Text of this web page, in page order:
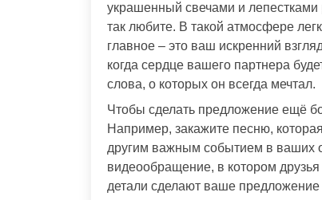
украшенный свечами и
так любите. В такой атмосфере
главное – это ваш искренний
когда сердце вашего партнера
слова, о которых он всегда мечтал.
Чтобы сделать предложение ещё
Например, закажите песню,
другим важным событием в ваших
видеообращение, в котором
детали сделают ваше